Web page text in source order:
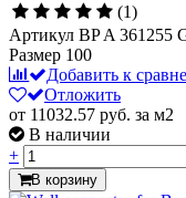
(1)
Артикул BP A 361255
Размер 100
Добавить к
Отложить
от 11032.57 руб. за м2
В наличии
+
В корзину